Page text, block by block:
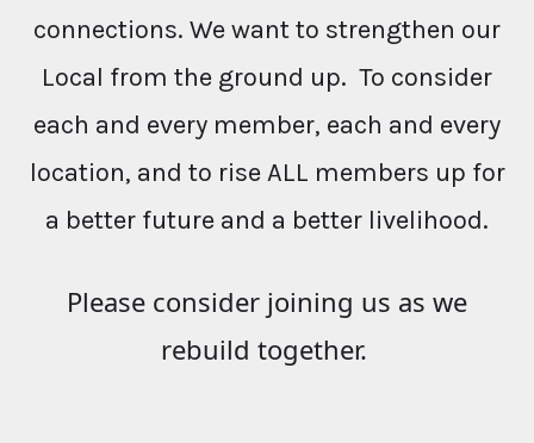
connections. We want to strengthen our
Local from the ground up. To consider
each and every member, each and every
location, and to rise ALL members up for
a better future and a better livelihood.
Please consider joining us as we
rebuild together.